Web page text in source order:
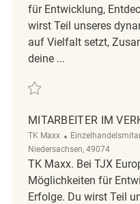
für Entwicklung,
wirst Teil unseres
auf Vielfalt setzt,
deine ...
Retten Mitarbeiter im
MITARBEITER IM
TK Maxx Kategorie
Niedersachsen, 49074
TK Maxx. Bei TJX
Möglichkeiten für
Erfolge. Du wirst Teil